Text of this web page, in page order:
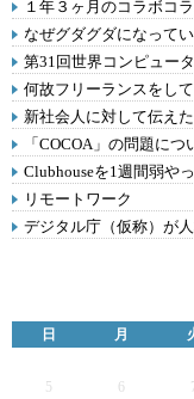
１年３ヶ月のコラボコ
なぜグダグダになって
第31回世界コンピュー
何故フリーランスをし
新社会人に対して伝え
「COCOA」の問題につ
Clubhouseを1週間弱や
リモートワーク
デジタル庁（仮称）が
日 月
5
6